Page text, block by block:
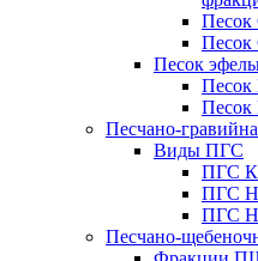
Песок
Песок
Песок
Песок
Песчано-
Виды ПГС
ПГС
ПГС
ПГС
Песчано-